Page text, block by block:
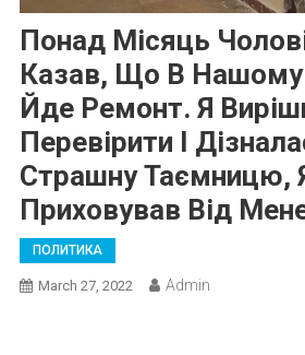
Понад Місяць
Казав, Що В Нашому
Йде Ремонт. Я
Перевірити І
Страшну Таємницю,
Приховував Від
ПОЛИТИКА
March 27, 2022 Admin